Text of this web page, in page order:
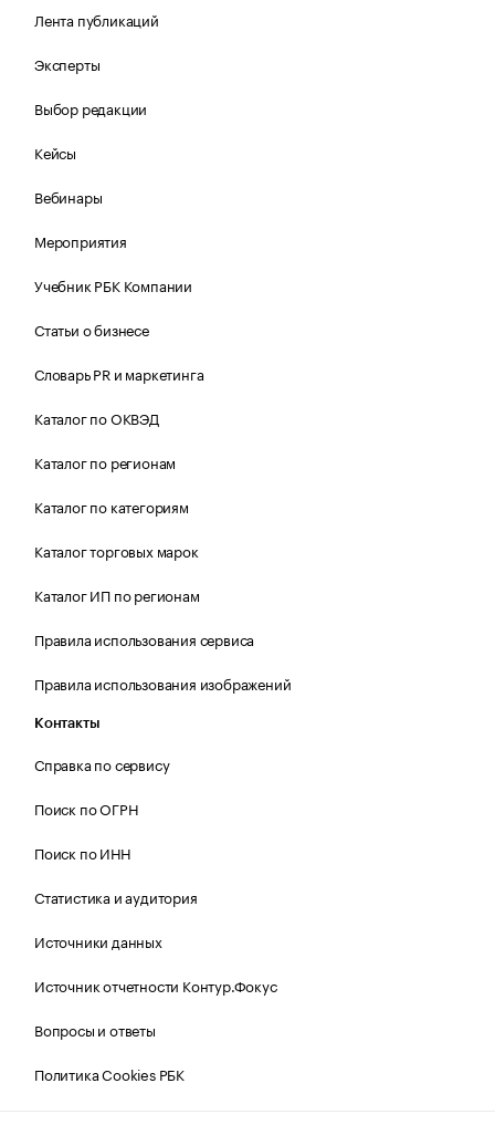
Лента публикаций
Эксперты
Выбор редакции
Кейсы
Вебинары
Мероприятия
Учебник РБК Компании
Статьи о бизнесе
Словарь PR и маркетинга
Каталог по ОКВЭД
Каталог по регионам
Каталог по категориям
Каталог торговых марок
Каталог ИП по регионам
Правила использования сервиса
Правила использования изображений
Контакты
Справка по сервису
Поиск по ОГРН
Поиск по ИНН
Статистика и аудитория
Источники данных
Источник отчетности Контур.Фокус
Вопросы и ответы
Политика Cookies РБК